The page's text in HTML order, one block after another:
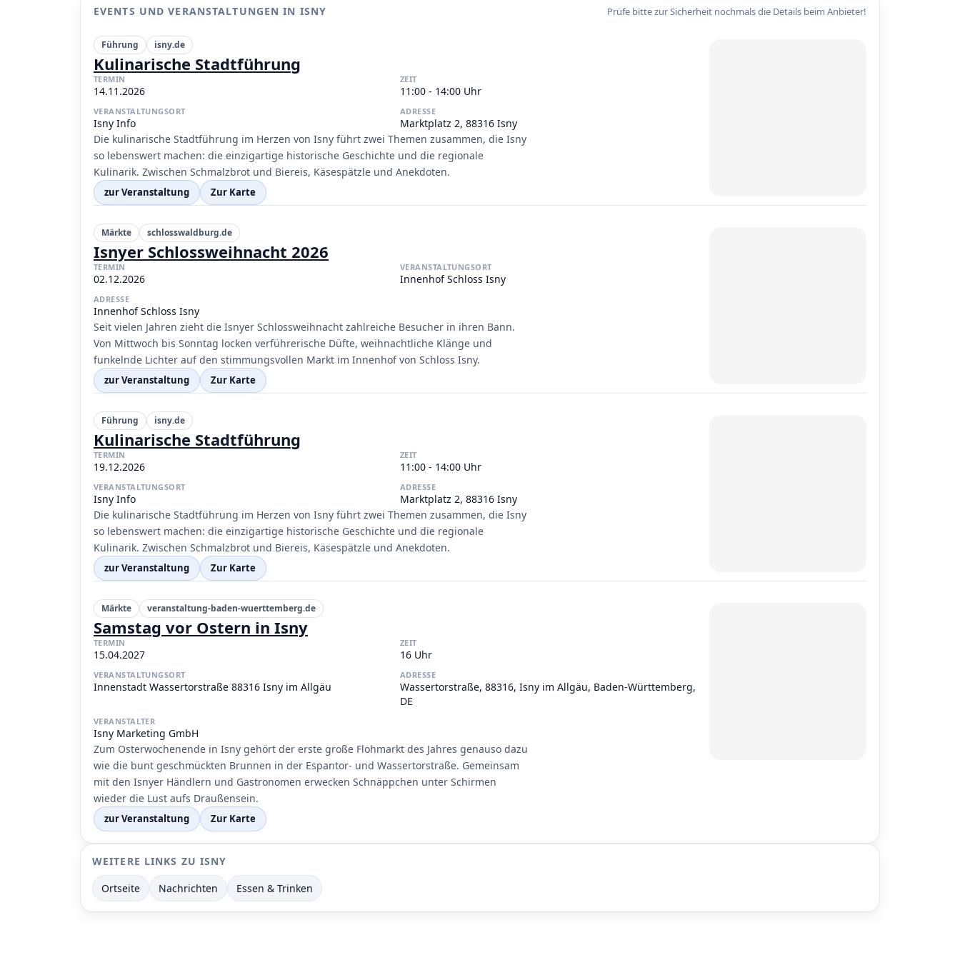
EVENTS UND VERANSTALTUNGEN IN ISNY Prüfe bitte zur Sicherheit nochmals die Details beim Anbieter!
Führung isny.de
Kulinarische Stadtführung
TERMIN
14.11.2026
ZEIT
11:00 - 14:00 Uhr
VERANSTALTUNGSORT
Isny Info
ADRESSE
Marktplatz 2, 88316 Isny
Die kulinarische Stadtführung im Herzen von Isny führt zwei Themen zusammen, die Isny
so lebenswert machen: die einzigartige historische Geschichte und die regionale
Kulinarik. Zwischen Schmalzbrot und Biereis, Käsespätzle und Anekdoten.
zur Veranstaltung Zur Karte
Märkte schlosswaldburg.de
Isnyer Schlossweihnacht 2026
TERMIN
02.12.2026
VERANSTALTUNGSORT
Innenhof Schloss Isny
ADRESSE
Innenhof Schloss Isny
Seit vielen Jahren zieht die Isnyer Schlossweihnacht zahlreiche Besucher in ihren Bann.
Von Mittwoch bis Sonntag locken verführerische Düfte, weihnachtliche Klänge und
funkelnde Lichter auf den stimmungsvollen Markt im Innenhof von Schloss Isny.
zur Veranstaltung Zur Karte
Führung isny.de
Kulinarische Stadtführung
TERMIN
19.12.2026
ZEIT
11:00 - 14:00 Uhr
VERANSTALTUNGSORT
Isny Info
ADRESSE
Marktplatz 2, 88316 Isny
Die kulinarische Stadtführung im Herzen von Isny führt zwei Themen zusammen, die Isny
so lebenswert machen: die einzigartige historische Geschichte und die regionale
Kulinarik. Zwischen Schmalzbrot und Biereis, Käsespätzle und Anekdoten.
zur Veranstaltung Zur Karte
Märkte veranstaltung-baden-wuerttemberg.de
Samstag vor Ostern in Isny
TERMIN
15.04.2027
ZEIT
16 Uhr
VERANSTALTUNGSORT
Innenstadt Wassertorstraße 88316 Isny im Allgäu
ADRESSE
Wassertorstraße, 88316, Isny im Allgäu, Baden-Württemberg,
DE
VERANSTALTER
Isny Marketing GmbH
Zum Osterwochenende in Isny gehört der erste große Flohmarkt des Jahres genauso dazu
wie die bunt geschmückten Brunnen in der Espantor- und Wassertorstraße. Gemeinsam
mit den Isnyer Händlern und Gastronomen erwecken Schnäppchen unter Schirmen
wieder die Lust aufs Draußensein.
zur Veranstaltung Zur Karte
WEITERE LINKS ZU ISNY
Ortseite
Nachrichten Essen & Trinken